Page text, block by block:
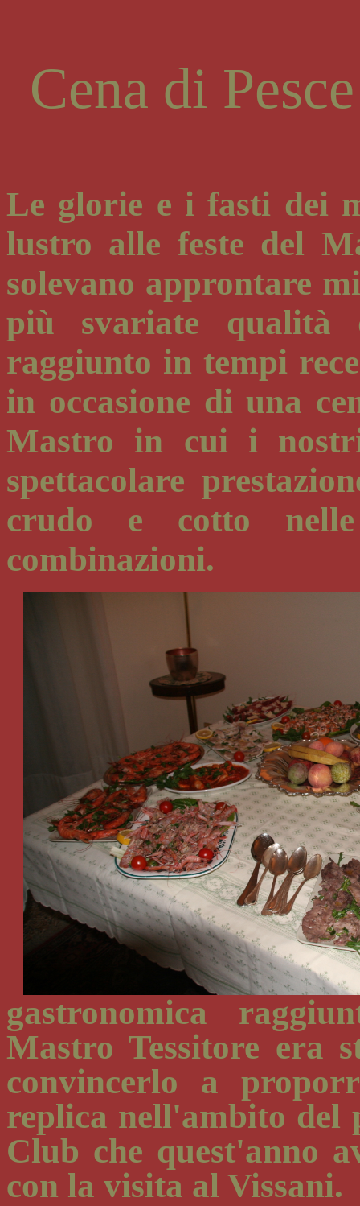
Cena di
Le glorie e i fasti dei
lustro alle feste del
solevano approntare
più svariate qualità
raggiunto in tempi
in occasione di una
Mastro in cui i
spettacolare
crudo e cotto
combinazioni.
gastronomica
Mastro Tessitore era
convincerlo a
replica nell'ambito del
Club che quest'anno
con la visita al Vissani.